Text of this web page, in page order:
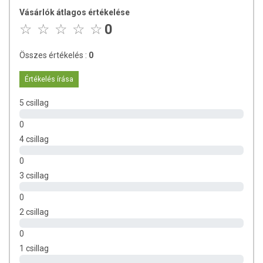
A Triphala összetevőinek hatása*:
Emblica officinalis (Amla):
megőrzésében és kiváló antioxidáns tulajdonságokkal
jó közérzet és általános erőnlét fenntartását. Támogatja az
Terminalia chebula (Haritaki):
Emellett jótékony hatású lehet puffadás és székrekedés
emésztőtraktus egészségének fenntartására alkalmazzuk.
Támogatja az emésztőrendszer optimális működését és az
Vásárlók átlagos értékelése
0
Összes értékelés : 0
Értékelés írása
5 csillag
0
4 csillag
0
3 csillag
0
2 csillag
0
1 csillag